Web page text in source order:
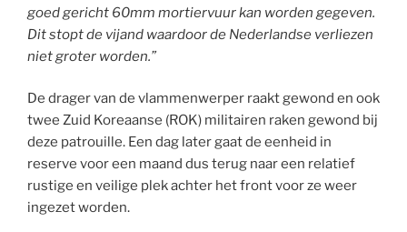
goed gericht 60mm mortiervuur kan worden gegeven.
Dit stopt de vijand waardoor de Nederlandse verliezen
niet groter worden.”
De drager van de vlammenwerper raakt gewond en ook
twee Zuid Koreaanse (ROK) militairen raken gewond bij
deze patrouille. Een dag later gaat de eenheid in
reserve voor een maand dus terug naar een relatief
rustige en veilige plek achter het front voor ze weer
ingezet worden.